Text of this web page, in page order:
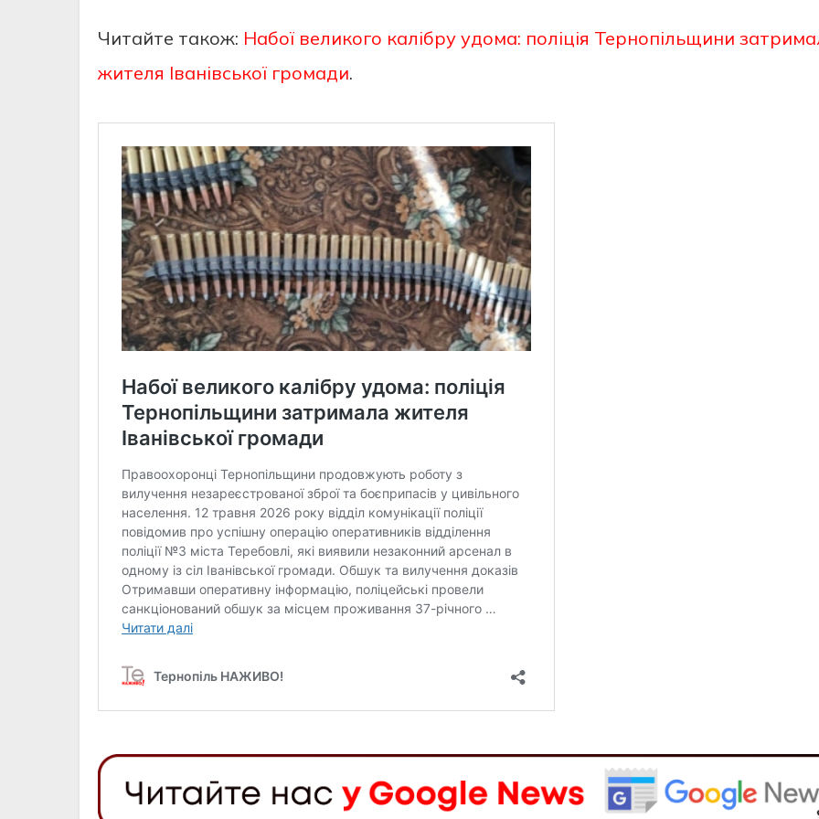
Читайте також: Набої великого калібру удома: поліція Тернопільщини
жителя Іванівської громади.